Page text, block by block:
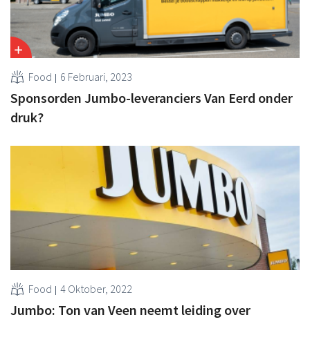
Food 6 Februari, 2023
Sponsorden Jumbo-leveranciers Van Eerd onder
druk?
Food 4 Oktober, 2022
Jumbo: Ton van Veen neemt leiding over